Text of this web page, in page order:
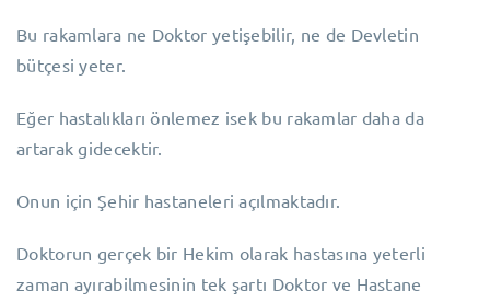
Bu rakamlara ne Doktor yetişebilir, ne de Devletin
bütçesi yeter.
Eğer hastalıkları önlemez isek bu rakamlar daha da
artarak gidecektir.
Onun için Şehir hastaneleri açılmaktadır.
Doktorun gerçek bir Hekim olarak hastasına yeterli
zaman ayırabilmesinin tek şartı Doktor ve Hastane